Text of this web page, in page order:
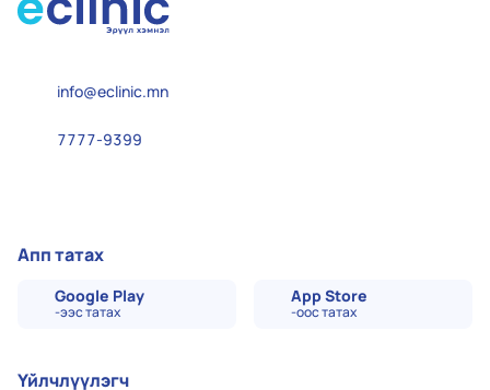
info@eclinic.mn
7777-9399
Апп татах
Google Play
-ээс татах
App Store
-оос татах
Үйлчлүүлэгч